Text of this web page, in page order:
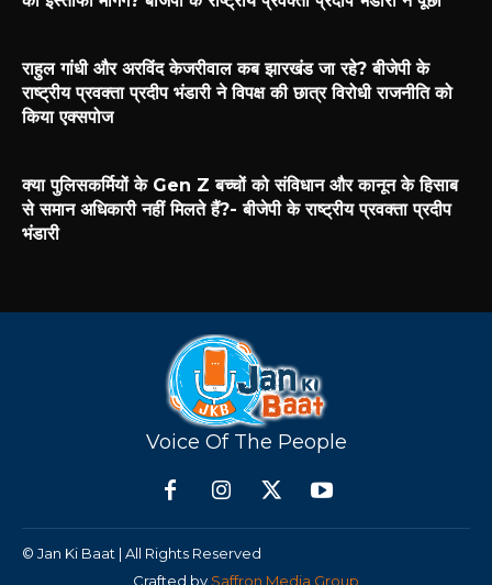
राहुल गांधी और अरविंद केजरीवाल कब झारखंड जा रहे? बीजेपी के
राष्ट्रीय प्रवक्ता प्रदीप भंडारी ने विपक्ष की छात्र विरोधी राजनीति को
किया एक्सपोज
क्या पुलिसकर्मियों के Gen Z बच्चों को संविधान और कानून के हिसाब
से समान अधिकारी नहीं मिलते हैं?- बीजेपी के राष्ट्रीय प्रवक्ता प्रदीप
भंडारी
Voice Of The People
© Jan Ki Baat | All Rights Reserved
Crafted by Saffron Media Group